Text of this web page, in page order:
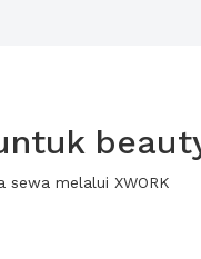
melalui XWORK